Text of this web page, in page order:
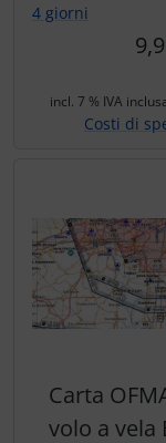
4 giorni
incl. 7 % IVA
Costi di
Carta
volo a vela